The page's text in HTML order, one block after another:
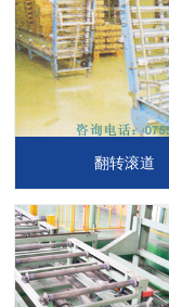
翻转滚道